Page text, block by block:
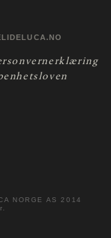
NORGE AS 2014